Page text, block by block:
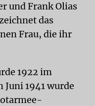
und Frank Olias
das
Frau, die ihr
1922 im
1941 wurde